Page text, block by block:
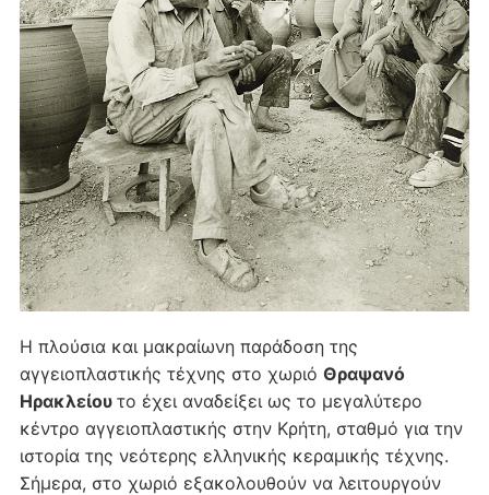
Η πλούσια και μακραίωνη παράδοση της
αγγειοπλαστικής τέχνης στο χωριό Θραψανό
Ηρακλείου το έχει αναδείξει ως το μεγαλύτερο
κέντρο αγγειοπλαστικής στην Κρήτη, σταθμό για την
ιστορία της νεότερης ελληνικής κεραμικής τέχνης.
Σήμερα, στο χωριό εξακολουθούν να λειτουργούν